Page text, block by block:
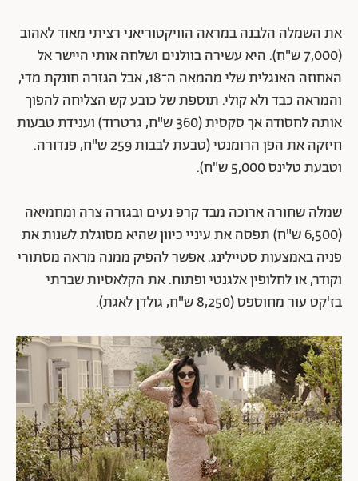
את השמלה הלבנה במראה הוויקטוריאני רציתי מאוד לאהוב
(7,000 ש"ח). היא עשירה בוולנים ושלחה אותי היישר אל
האחוזה האנגלית שלי מהמאה ה־18, אבל הגזרה חונקת מדי,
והמראה כבד ולא קולי. תוספת של כובע קש הצליחה להפוך
אותה לחסודה אך סקסית (360 ש"ח, גרטרוד) וענידת טבעות
חיזקה את הפן הרומנטי (טבעת לבבות 259 ש"ח, פנדורה.
וטבעת טלינס 5,000 ש"ח).
שמלה שחורה ארוכה מבד קרפ נעים ובגזרה צרה ומחמיאה
(6,500 ש"ח) תפסה את עיניי כיוון שהיא מסוגלת לשנות את
פניה באמצעות סטיילינג. אפשר להפיק ממנה מראה מסתורי
וקודר, או לחלופין אלגנטי ופתוח. את הקלאסיות שברתי
בז'קט עור מחוספס (8,250 ש"ח, גולדן לאגת).